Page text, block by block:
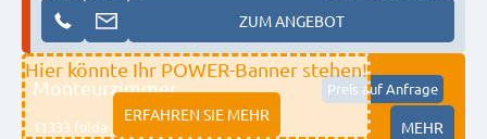
ZUM ANGEBOT
Hier könnte Ihr POWER-Banner stehen!
ERFAHREN SIE MEHR
Monteurzimmer Preis auf Anfrage
11333 fulda MEHR